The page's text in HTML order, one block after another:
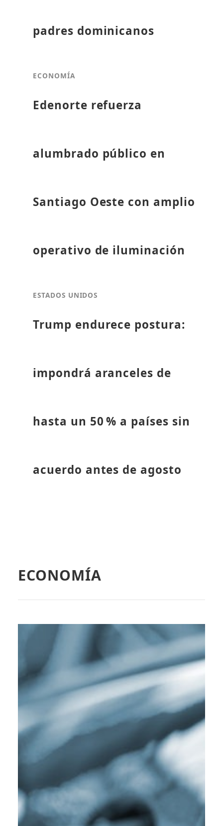
padres dominicanos
ECONOMÍA
Edenorte refuerza
alumbrado público en
Santiago Oeste con amplio
operativo de iluminación
ESTADOS UNIDOS
Trump endurece postura:
impondrá aranceles de
hasta un 50 % a países sin
acuerdo antes de agosto
ECONOMÍA